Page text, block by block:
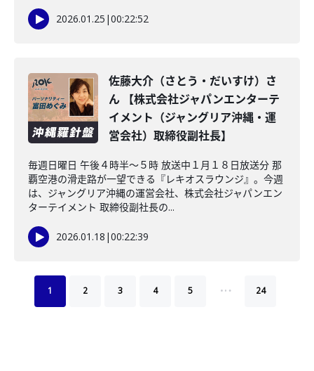
2026.01.25 |00:22:52
佐藤大介（さとう・だいすけ）さ
ん 【株式会社ジャパンエンターテ
イメント（ジャングリア沖縄・運
営会社）取締役副社長】
毎週日曜日 午後４時半～５時 放送中１月１８日放送分 那
覇空港の滑走路が一望できる『レキオスラウンジ』。今週
は、ジャングリア沖縄の運営会社、株式会社ジャパンエン
ターテイメント 取締役副社長の...
2026.01.18 |00:22:39
1 2 3 4 5 … 24